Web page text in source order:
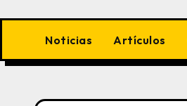
Noticias Artículos